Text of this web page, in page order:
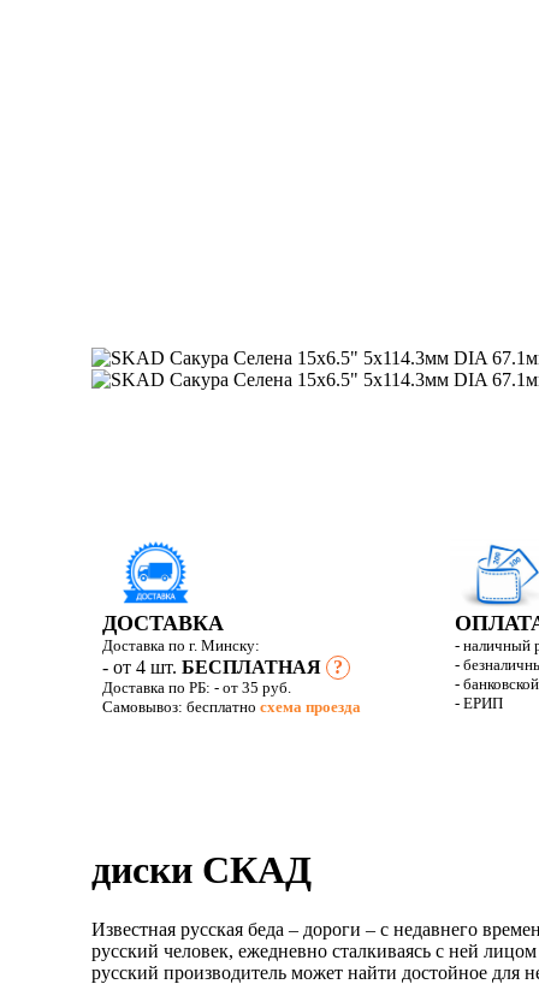
ДОСТАВКА
Доставка по г. Минску:
- от 4 шт.БЕСПЛАТНАЯ ?
Доставка по РБ:- от 35 руб.
Самовывоз: бесплатносхема проезда
- наличный
-
-
- ЕРИП
диски СКАД
Известная русская беда – дороги – с недавнего
русский человек, ежедневно сталкиваясь с ней
русский производитель может найти достойное для